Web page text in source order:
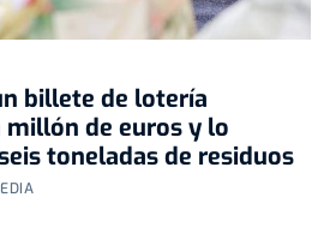
billete de lotería
de euros y lo
toneladas de residuos